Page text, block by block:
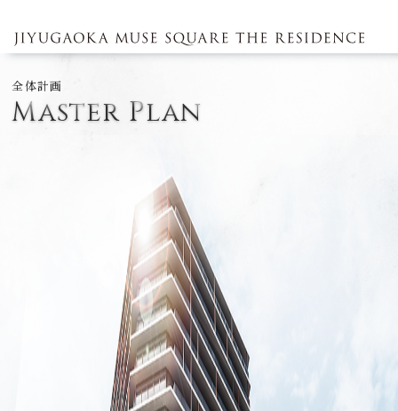
全体計画
Master Plan